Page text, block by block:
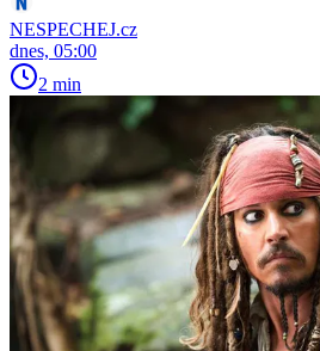
NESPECHEJ.cz
dnes, 05:00
2 min